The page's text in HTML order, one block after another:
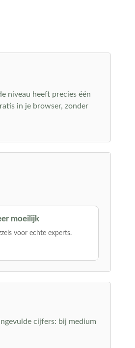
niveau heeft precies één
in je browser, zonder
moeilijk
voor echte experts.
cijfers: bij medium